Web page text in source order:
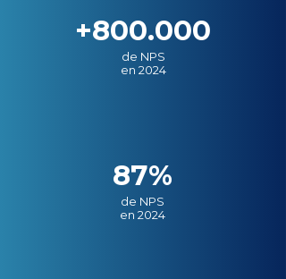
+800.000
de NPS
en 2024
87%
de NPS
en 2024